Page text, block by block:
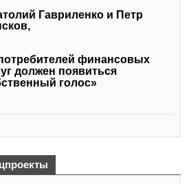
Гавриленко и Петр
финансовых
должен появиться
голос»